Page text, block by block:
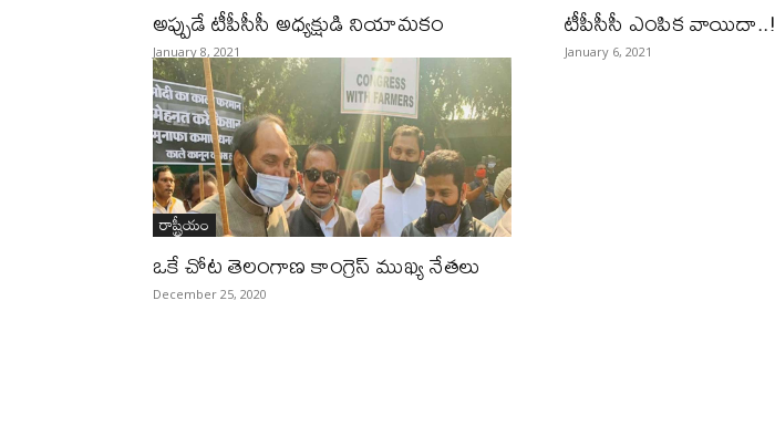
అప్పుడే టీపీసీసీ అధ్యక్షుడి నియామకం
January 8, 2021
టీపీసీసీ ఎంపిక వాయిదా..!
January 6, 2021
రాష్ట్రీయం
ఒకే చోట తెలంగాణ కాంగ్రెస్‌ ముఖ్య నేతలు
December 25, 2020